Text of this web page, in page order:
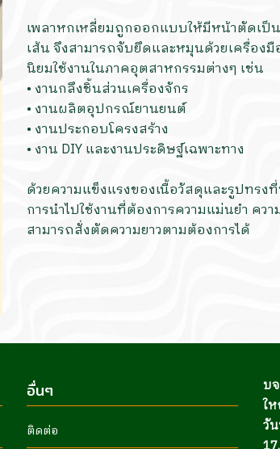
เพลาหกเหลี่ยมถูกออกแบบให้มีหน้าตัดเป็
เส้น จึงสามารถจับยึดและหมุนด้วยเครื่องมื
นิยมใช้งานในภาคอุตสาหกรรมต่างๆ เช่น
• งานกลึงชิ้นส่วนเครื่องจักร
• งานผลิตอุปกรณ์ยานยนต์
• งานประกอบโครงสร้าง
• งาน DIY และงานประดิษฐ์เฉพาะทาง
ด้วยความแข็งแรงของเนื้อวัสดุและรูปทรง
การนำไปใช้งานที่ต้องการความแม่นยำ คว
สามารถสั่งตัดความยาวตามต้องการได้
อื่นๆ
ติดต่อ
บ
ใ
วั